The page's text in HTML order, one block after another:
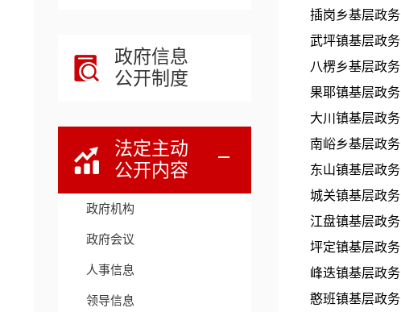
政府信息
公开制度
法定主动
公开内容
政府机构
政府会议
人事信息
领导信息
插岗乡基层政
武坪镇基层政
八楞乡基层政
果耶镇基层政
大川镇基层政
南峪乡基层政
东山镇基层政
城关镇基层政
江盘镇基层政
坪定镇基层政
峰迭镇基层政
憨班镇基层政